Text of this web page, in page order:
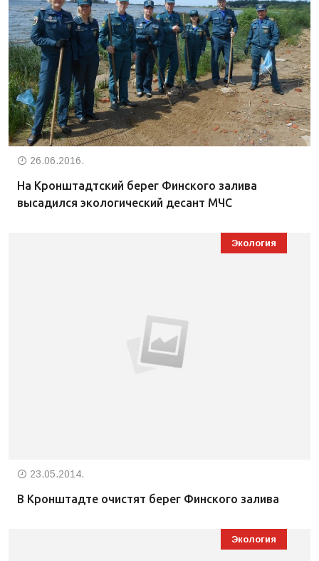
26.06.2016.
На Кронштадтский берег Финского залива
высадился экологический десант МЧС
Экология
23.05.2014.
В Кронштадте очистят берег Финского залива
Экология